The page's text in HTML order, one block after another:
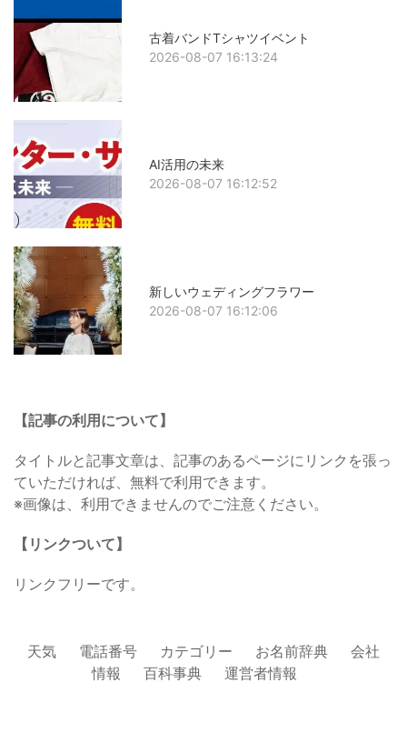
古着バンドTシャツイベント
2026-08-07 16:13:24
AI活用の未来
2026-08-07 16:12:52
新しいウェディングフラワー
2026-08-07 16:12:06
【記事の利用について】
タイトルと記事文章は、記事のあるページにリンクを張っ
ていただければ、無料で利用できます。
※画像は、利用できませんのでご注意ください。
【リンクついて】
リンクフリーです。
天気 電話番号 カテゴリー お名前辞典
会社
情報
百科事典 運営者情報